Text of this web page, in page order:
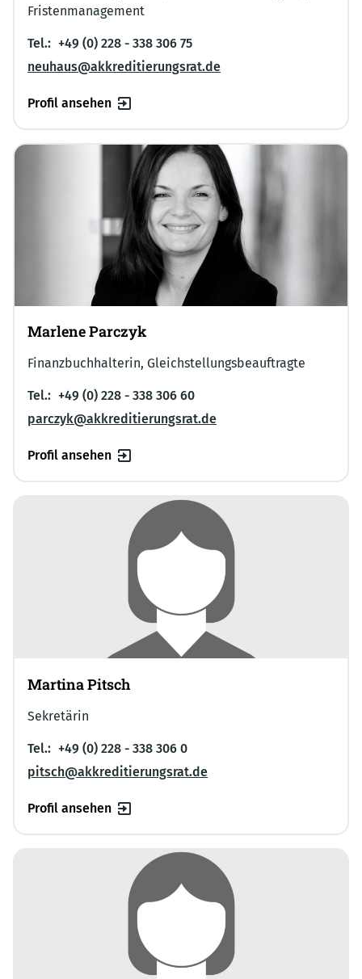
Fristenmanagement
Tel.: +49 (0) 228 - 338 306 75
neuhaus@akkreditierungsrat.de
Profil ansehen
Marlene Parczyk
Finanzbuchhalterin, Gleichstellungsbeauftragte
Tel.: +49 (0) 228 - 338 306 60
parczyk@akkreditierungsrat.de
Profil ansehen
Martina Pitsch
Sekretärin
Tel.: +49 (0) 228 - 338 306 0
pitsch@akkreditierungsrat.de
Profil ansehen